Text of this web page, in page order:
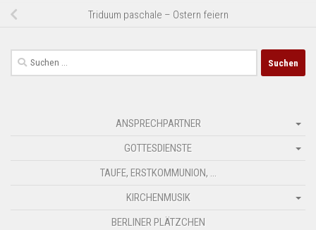
Triduum paschale – Ostern feiern
Suchen
nach:
ANSPRECHPARTNER
GOTTESDIENSTE
TAUFE, ERSTKOMMUNION, …
KIRCHENMUSIK
BERLINER PLÄTZCHEN